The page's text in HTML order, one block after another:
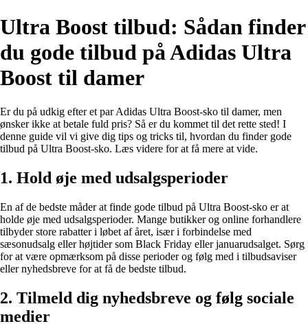
Ultra Boost tilbud: Sådan finder
du gode tilbud på Adidas Ultra
Boost til damer
Er du på udkig efter et par Adidas Ultra Boost-sko til damer, men
ønsker ikke at betale fuld pris? Så er du kommet til det rette sted! I
denne guide vil vi give dig tips og tricks til, hvordan du finder gode
tilbud på Ultra Boost-sko. Læs videre for at få mere at vide.
1. Hold øje med udsalgsperioder
En af de bedste måder at finde gode tilbud på Ultra Boost-sko er at
holde øje med udsalgsperioder. Mange butikker og online forhandlere
tilbyder store rabatter i løbet af året, især i forbindelse med
sæsonudsalg eller højtider som Black Friday eller januarudsalget. Sørg
for at være opmærksom på disse perioder og følg med i tilbudsaviser
eller nyhedsbreve for at få de bedste tilbud.
2. Tilmeld dig nyhedsbreve og følg sociale
medier